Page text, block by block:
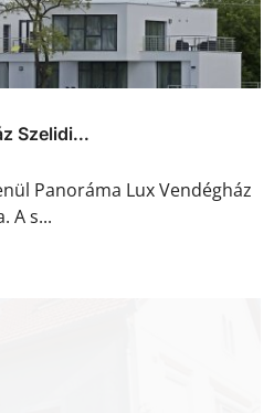
Szelidi...
Panoráma Lux Vendégház
A s...